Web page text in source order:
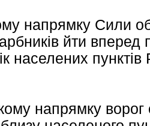
напрямку Сили
йти вперед
населених
напрямку ворог